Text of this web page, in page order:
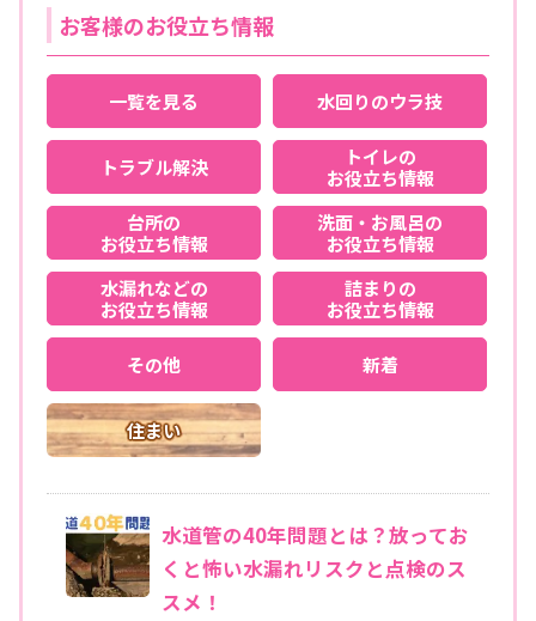
お客様のお役立ち情報
一覧を見る 水回りのウラ技
トラブル解決
トイレの
お役立ち情報
台所の
お役立ち情報
洗面・お風呂の
お役立ち情報
水漏れなどの
お役立ち情報
詰まりの
お役立ち情報
その他 新着
住まい
水道管の40年問題とは？放ってお
くと怖い水漏れリスクと点検のス
スメ！